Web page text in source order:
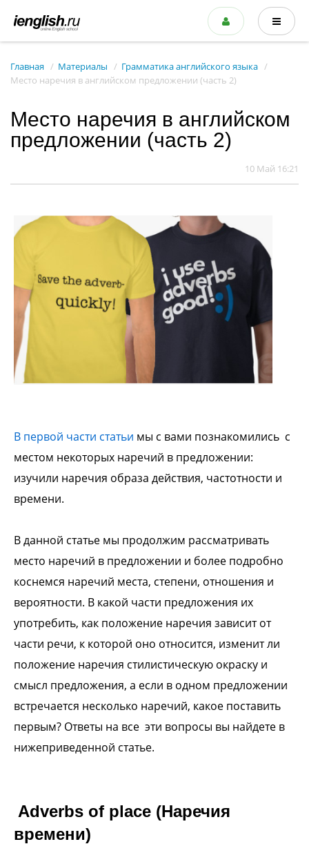
Главная Материалы
Грамматика английского языка
Место наречия в английском предложении (часть 2)
Место наречия в английском
предложении (часть 2)
10 Май 16:21
В первой части статьи мы с вами познакомились с
местом некоторых наречий в предложении:
изучили наречия образа действия, частотности и
времени.
В данной статье мы продолжим рассматривать
место наречий в предложении и более подробно
коснемся наречий места, степени, отношения и
вероятности. В какой части предложения их
употребить, как положение наречия зависит от
части речи, к которой оно относится, изменит ли
положение наречия стилистическую окраску и
смысл предложения, а если в одном предложении
встречается несколько наречий, какое поставить
первым? Ответы на все эти вопросы вы найдете в
нижеприведенной статье.
Adverbs of place (Наречия
времени)